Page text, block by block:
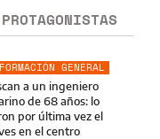
PROTAGONISTAS
GENERAL
a un ingeniero
de 68 años: lo
por última vez el
en el centro